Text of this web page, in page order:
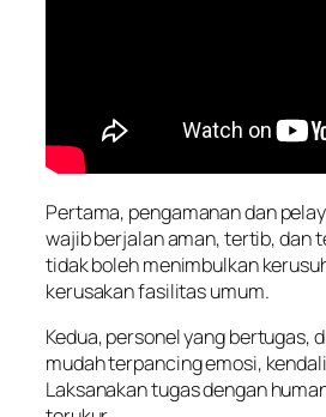
Pertama, pengamanan dan
wajib berjalan aman, tertib, dan
tidak boleh menimbulkan
kerusakan fasilitas umum.
Kedua, personel yang bertugas,
mudah terpancing emosi,
Laksanakan tugas dengan